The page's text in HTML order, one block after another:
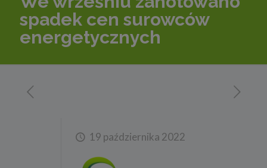
spadek cen surowców
energetycznych
19 października 2022